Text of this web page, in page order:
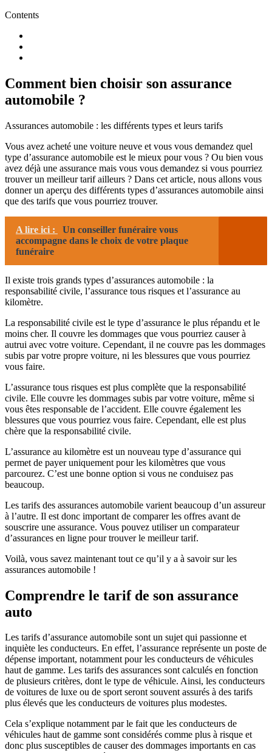
Contents
Comment bien choisir son assurance
automobile ?
Assurances automobile : les différents types et leurs tarifs
Vous avez acheté une voiture neuve et vous vous demandez quel
type d’assurance automobile est le mieux pour vous ? Ou bien vous
avez déjà une assurance mais vous vous demandez si vous pourriez
trouver un meilleur tarif ailleurs ? Dans cet article, nous allons vous
donner un aperçu des différents types d’assurances automobile ainsi
que des tarifs que vous pourriez trouver.
A lire ici :
Un conseiller funéraire vous
accompagne dans le choix de votre plaque
funéraire
Il existe trois grands types d’assurances automobile : la
responsabilité civile, l’assurance tous risques et l’assurance au
kilomètre.
La responsabilité civile est le type d’assurance le plus répandu et le
moins cher. Il couvre les dommages que vous pourriez causer à
autrui avec votre voiture. Cependant, il ne couvre pas les dommages
subis par votre propre voiture, ni les blessures que vous pourriez
vous faire.
L’assurance tous risques est plus complète que la responsabilité
civile. Elle couvre les dommages subis par votre voiture, même si
vous êtes responsable de l’accident. Elle couvre également les
blessures que vous pourriez vous faire. Cependant, elle est plus
chère que la responsabilité civile.
L’assurance au kilomètre est un nouveau type d’assurance qui
permet de payer uniquement pour les kilomètres que vous
parcourez. C’est une bonne option si vous ne conduisez pas
beaucoup.
Les tarifs des assurances automobile varient beaucoup d’un assureur
à l’autre. Il est donc important de comparer les offres avant de
souscrire une assurance. Vous pouvez utiliser un comparateur
d’assurances en ligne pour trouver le meilleur tarif.
Voilà, vous savez maintenant tout ce qu’il y a à savoir sur les
assurances automobile !
Comprendre le tarif de son assurance
auto
Les tarifs d’assurance automobile sont un sujet qui passionne et
inquiète les conducteurs. En effet, l’assurance représente un poste de
dépense important, notamment pour les conducteurs de véhicules
haut de gamme. Les tarifs des assurances sont calculés en fonction
de plusieurs critères, dont le type de véhicule. Ainsi, les conducteurs
de voitures de luxe ou de sport seront souvent assurés à des tarifs
plus élevés que les conducteurs de voitures plus modestes.
Cela s’explique notamment par le fait que les conducteurs de
véhicules haut de gamme sont considérés comme plus à risque et
donc plus susceptibles de causer des dommages importants en cas